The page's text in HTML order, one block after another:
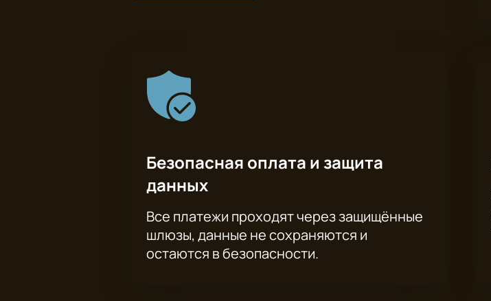
Безопасная оплата и защита
данных
Все платежи проходят через защищённые
шлюзы, данные не сохраняются и
остаются в безопасности.